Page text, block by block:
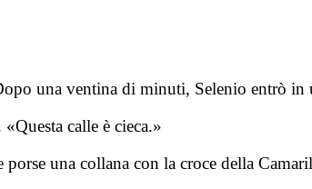
una ventina di minuti, Selenio entrò in
calle è cieca.»
una collana con la croce della